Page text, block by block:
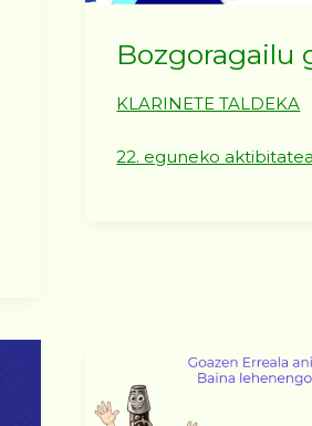
Bozgoragailu
KLARINETE TALDEKA
22. eguneko